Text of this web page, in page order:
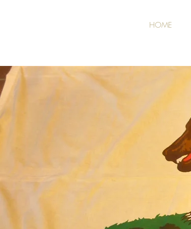
HOME